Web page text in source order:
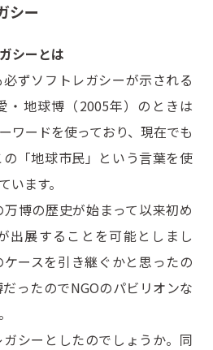
シー
シーとは
ずソフトレガシーが示される
・地球博（2005年）のときは
ワードを使っており、現在でも
「地球市民」という言葉を使
います。
博の歴史が始まって以来初め
出展することを可能としまし
ースを引き継ぐかと思ったの
ったのでNGOのパビリオンな
シーとしたのでしょうか。同